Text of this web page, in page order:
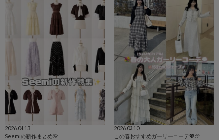
2026.04.13
Seemiの新作まとめ🌸
2026.03.10
この春おすすめガーリーコーデ💖💭